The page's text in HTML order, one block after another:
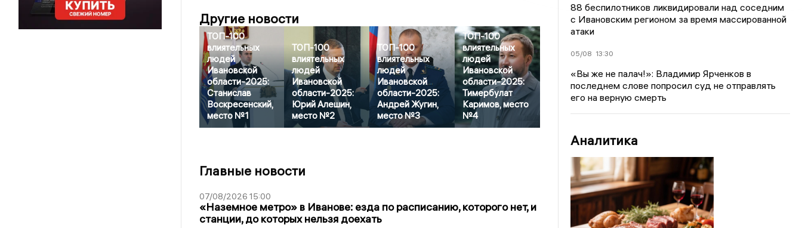
Другие новости
ТОП-100
влиятельных
людей
Ивановской
области-2025:
Станислав
Воскресенский,
место №1
ТОП-100
влиятельных
людей
Ивановской
области-2025:
Юрий Алешин,
место №2
ТОП-100
влиятельных
людей
Ивановской
области-2025:
Андрей Жугин,
место №3
ТОП-100
влиятельных
людей
Ивановской
области-2025:
Тимербулат
Каримов, место
№4
Главные новости
07/08/2026 15:00
«Наземное метро» в Иванове: езда по расписанию, которого нет, и
станции, до которых нельзя доехать
88 беспилотников ликвидировали над соседним
с Ивановским регионом за время массированной
атаки
05/08 13:30
«Вы же не палач!»: Владимир Ярченков в
последнем слове попросил суд не отправлять
его на верную смерть
Аналитика